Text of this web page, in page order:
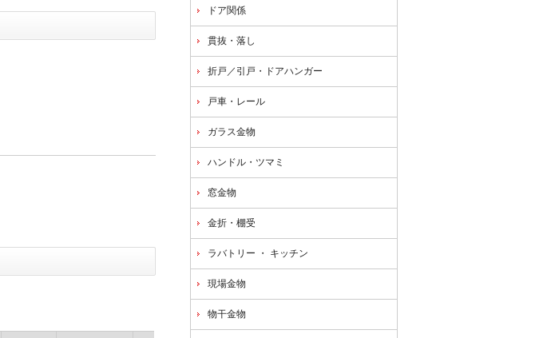
ドア関係
貫抜・落し
折戸／引戸・ドアハンガー
戸車・レール
ガラス金物
ハンドル・ツマミ
窓金物
金折・棚受
ラバトリー ・ キッチン
現場金物
物干金物